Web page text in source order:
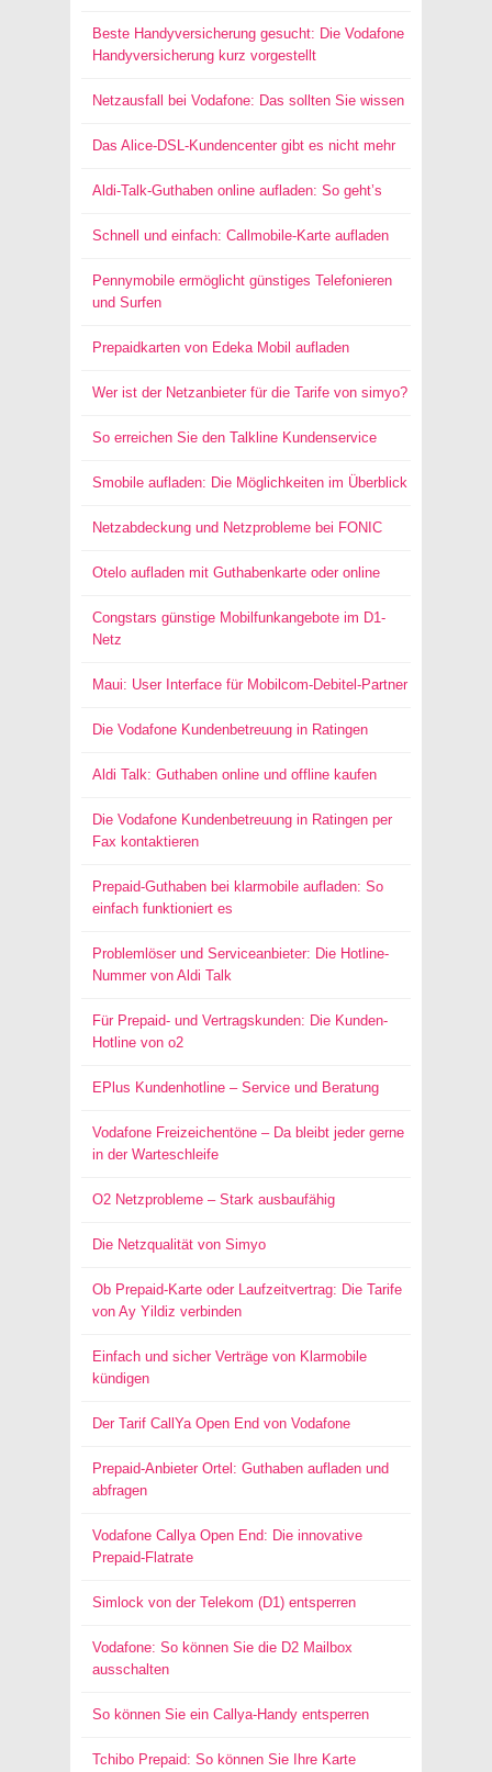
Beste Handyversicherung gesucht: Die Vodafone
Handyversicherung kurz vorgestellt
Netzausfall bei Vodafone: Das sollten Sie wissen
Das Alice-DSL-Kundencenter gibt es nicht mehr
Aldi-Talk-Guthaben online aufladen: So geht’s
Schnell und einfach: Callmobile-Karte aufladen
Pennymobile ermöglicht günstiges Telefonieren
und Surfen
Prepaidkarten von Edeka Mobil aufladen
Wer ist der Netzanbieter für die Tarife von simyo?
So erreichen Sie den Talkline Kundenservice
Smobile aufladen: Die Möglichkeiten im Überblick
Netzabdeckung und Netzprobleme bei FONIC
Otelo aufladen mit Guthabenkarte oder online
Congstars günstige Mobilfunkangebote im D1-
Netz
Maui: User Interface für Mobilcom-Debitel-Partner
Die Vodafone Kundenbetreuung in Ratingen
Aldi Talk: Guthaben online und offline kaufen
Die Vodafone Kundenbetreuung in Ratingen per
Fax kontaktieren
Prepaid-Guthaben bei klarmobile aufladen: So
einfach funktioniert es
Problemlöser und Serviceanbieter: Die Hotline-
Nummer von Aldi Talk
Für Prepaid- und Vertragskunden: Die Kunden-
Hotline von o2
EPlus Kundenhotline – Service und Beratung
Vodafone Freizeichentöne – Da bleibt jeder gerne
in der Warteschleife
O2 Netzprobleme – Stark ausbaufähig
Die Netzqualität von Simyo
Ob Prepaid-Karte oder Laufzeitvertrag: Die Tarife
von Ay Yildiz verbinden
Einfach und sicher Verträge von Klarmobile
kündigen
Der Tarif CallYa Open End von Vodafone
Prepaid-Anbieter Ortel: Guthaben aufladen und
abfragen
Vodafone Callya Open End: Die innovative
Prepaid-Flatrate
Simlock von der Telekom (D1) entsperren
Vodafone: So können Sie die D2 Mailbox
ausschalten
So können Sie ein Callya-Handy entsperren
Tchibo Prepaid: So können Sie Ihre Karte